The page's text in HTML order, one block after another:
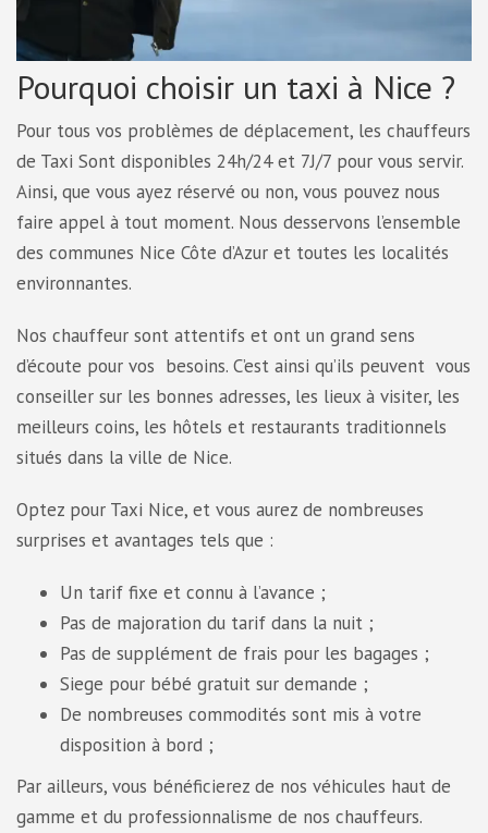
Pourquoi choisir un taxi à Nice ?
Pour tous vos problèmes de déplacement, les chauffeurs
de Taxi Sont disponibles 24h/24 et 7J/7 pour vous servir.
Ainsi, que vous ayez réservé ou non, vous pouvez nous
faire appel à tout moment. Nous desservons l’ensemble
des communes Nice Côte d’Azur et toutes les localités
environnantes.
Nos chauffeur sont attentifs et ont un grand sens
d’écoute pour vos besoins. C’est ainsi qu’ils peuvent vous
conseiller sur les bonnes adresses, les lieux à visiter, les
meilleurs coins, les hôtels et restaurants traditionnels
situés dans la ville de Nice.
Optez pour Taxi Nice, et vous aurez de nombreuses
surprises et avantages tels que :
Un tarif fixe et connu à l’avance ;
Pas de majoration du tarif dans la nuit ;
Pas de supplément de frais pour les bagages ;
Siege pour bébé gratuit sur demande ;
De nombreuses commodités sont mis à votre
disposition à bord ;
Par ailleurs, vous bénéficierez de nos véhicules haut de
gamme et du professionnalisme de nos chauffeurs.